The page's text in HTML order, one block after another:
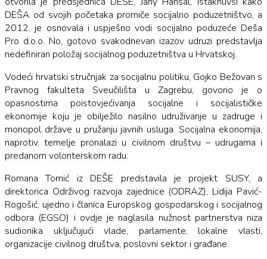
DEŠA od svojih početaka promiče socijalno poduzetništvo, a
2012. je osnovala i uspješno vodi socijalno poduzeće Deša
Pro d.o.o. No, gotovo svakodnevan izazov udruzi predstavlja
nedefiniran položaj socijalnog poduzetništva u Hrvatskoj.
Vodeći hrvatski stručnjak za socijalnu politiku, Gojko Bežovan s
Pravnog fakulteta Sveučilišta u Zagrebu, govorio je o
opasnostima poistovjećivanja socijalne i socijalističke
ekonomije koju je obilježilo nasilno udruživanje u zadruge i
monopol države u pružanju javnih usluga. Socijalna ekonomija,
naprotiv, temelje pronalazi u civilnom društvu – udrugama i
predanom volonterskom radu.
Romana Tomić iz DEŠE predstavila je projekt SUSY, a
direktorica Održivog razvoja zajednice (ODRAZ), Lidija Pavić-
Rogošić, ujedno i članica Europskog gospodarskog i socijalnog
odbora (EGSO) i ovdje je naglasila nužnost partnerstva niza
sudionika uključujući vlade, parlamente, lokalne vlasti,
organizacije civilnog društva, poslovni sektor i građane.